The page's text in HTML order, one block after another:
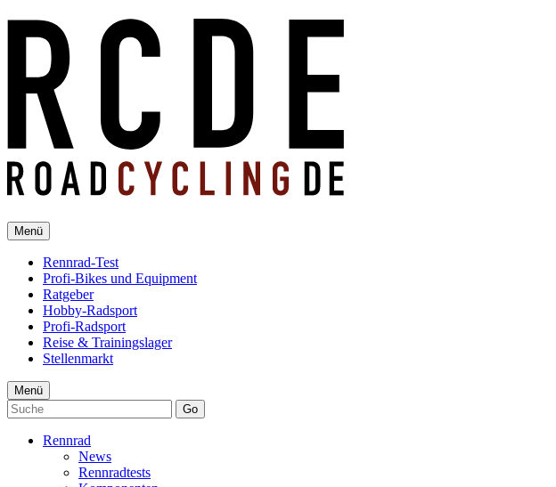
Menü
Rennrad-Test
Profi-Bikes und Equipment
Ratgeber
Hobby-Radsport
Profi-Radsport
Reise & Trainingslager
Stellenmarkt
Menü
Go
Rennrad
News
Rennradtests